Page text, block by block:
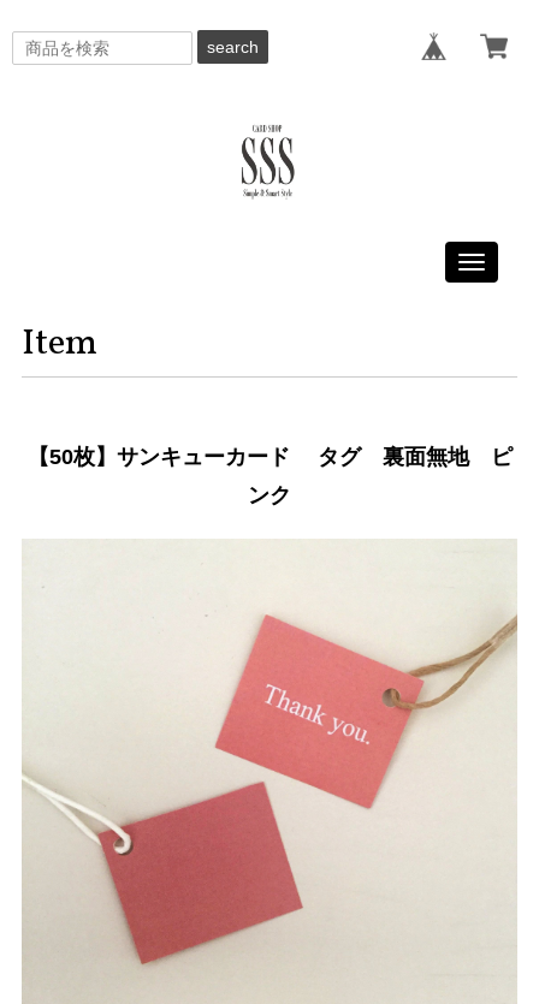
search
Toggle
Item
【50枚】サンキューカード タグ 裏面無地 ピ
ンク